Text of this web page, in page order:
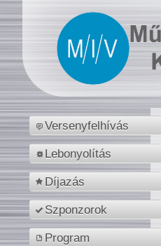
Versenyfelhívás
Lebonyolítás
Díjazás
Szponzorok
Program